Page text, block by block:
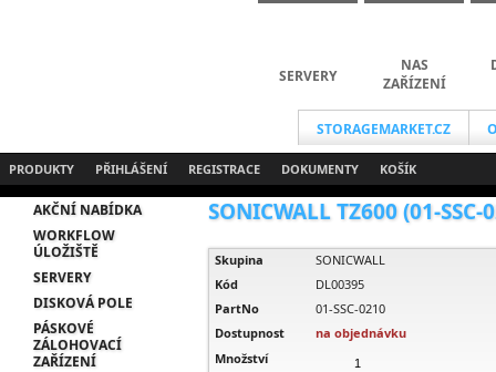
STORAGEMARKET.CZ
SERVERY
NAS
ZAŘÍZENÍ
PRODUKTY PŘIHLÁŠENÍ REGISTRACE DOKUMENTY KOŠÍK
AKČNÍ NABÍDKA
WORKFLOW
ÚLOŽIŠTĚ
SERVERY
DISKOVÁ POLE
PÁSKOVÉ
ZÁLOHOVACÍ
ZAŘÍZENÍ
SONICWALL TZ600 (01-
Skupina
SONICWALL
Kód
DL00395
PartNo
01-SSC-0210
Dostupnost
na objednávku
Množství